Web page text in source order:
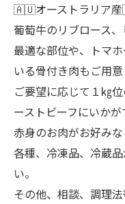
🇦🇺オーストラリア
葡萄牛のリブロース
最適な部位や、トマ
いる骨付き肉もご用意
ご要望に応じて１㎏
ーストビーフにいかが
赤身のお肉がお好み
各種、冷凍品、冷蔵
い。
その他、相談、調理